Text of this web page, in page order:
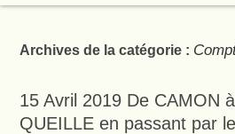
Archives de la catégorie :
15 Avril 2019 De CAMON
QUEILLE en passant par